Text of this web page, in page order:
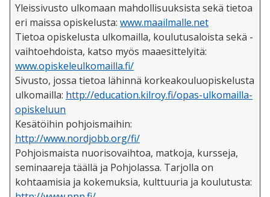
Yleissivusto ulkomaan mahdollisuuksista sekä tietoa
eri maissa opiskelusta: www.maailmalle.net
Tietoa opiskelusta ulkomailla, koulutusaloista sekä -
vaihtoehdoista, katso myös maaesittelyitä:
www.opiskeleulkomailla.fi/
Sivusto, jossa tietoa lähinnä korkeakouluopiskelusta
ulkomailla: http://education.kilroy.fi/opas-ulkomailla-
opiskeluun
Kesätöihin pohjoismaihin:
http://www.nordjobb.org/fi/
Pohjoismaista nuorisovaihtoa, matkoja, kursseja,
seminaareja täällä ja Pohjolassa. Tarjolla on
kohtaamisia ja kokemuksia, kulttuuria ja koulutusta: